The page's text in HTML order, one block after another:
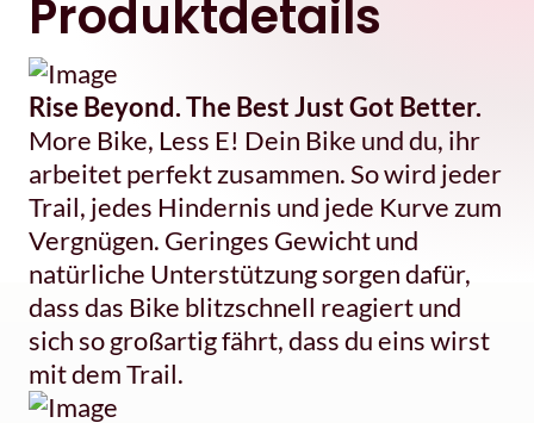
Produktdetails
Rise Beyond. The Best Just Got Better.
More Bike, Less E! Dein Bike und du, ihr
arbeitet perfekt zusammen. So wird jeder
Trail, jedes Hindernis und jede Kurve zum
Vergnügen. Geringes Gewicht und
natürliche Unterstützung sorgen dafür,
dass das Bike blitzschnell reagiert und
sich so großartig fährt, dass du eins wirst
mit dem Trail.